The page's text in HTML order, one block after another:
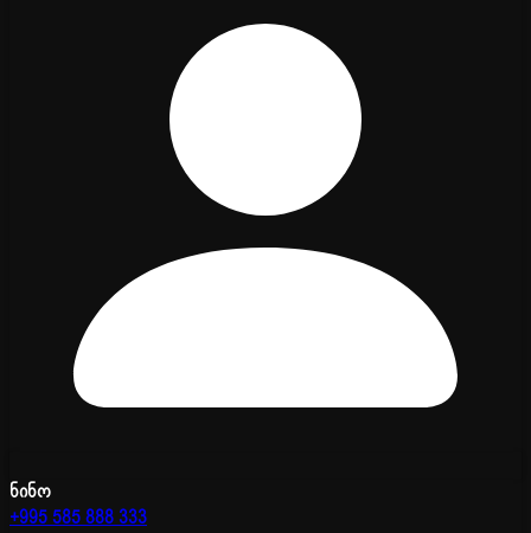
ნინო
+995 585 888 333